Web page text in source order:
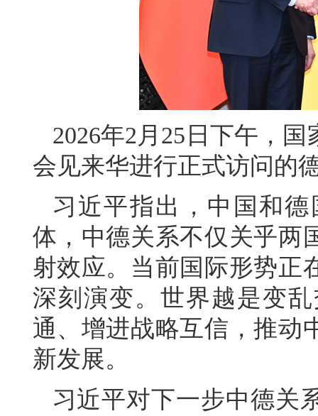
2026年2月25日下午，
会见来华进行正式访问的
习近平指出，中国和
体，中德关系不仅关乎两
射效应。当前国际形势正
深刻演变。世界越是变
通、增进战略互信，推动
新发展。
习近平对下一步中德关